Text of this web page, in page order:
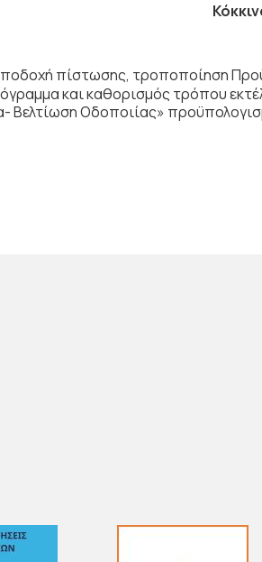
πίστωσης, τροποποίηση
και καθορισμός τρόπου
Βελτίωση Οδοποιίας»